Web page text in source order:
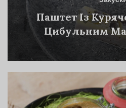
Паштет Із
Цибульним